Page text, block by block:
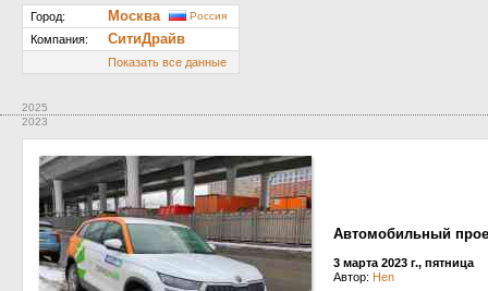
Город: Москва Россия
Компания: СитиДрайв
Показать все данные
2025
2023
Автомобильный
3 марта 2023 г., пятница
Автор: Hen